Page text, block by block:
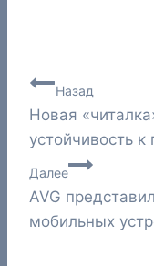
Навигация
по
записям
Назад
Новая
устойчивость
Далее
AVG
мобильных